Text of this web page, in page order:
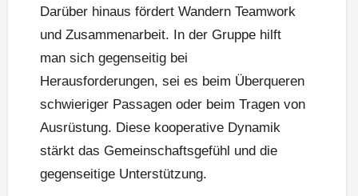
Darüber hinaus fördert Wandern Teamwork
und Zusammenarbeit. In der Gruppe hilft
man sich gegenseitig bei
Herausforderungen, sei es beim Überqueren
schwieriger Passagen oder beim Tragen von
Ausrüstung. Diese kooperative Dynamik
stärkt das Gemeinschaftsgefühl und die
gegenseitige Unterstützung.